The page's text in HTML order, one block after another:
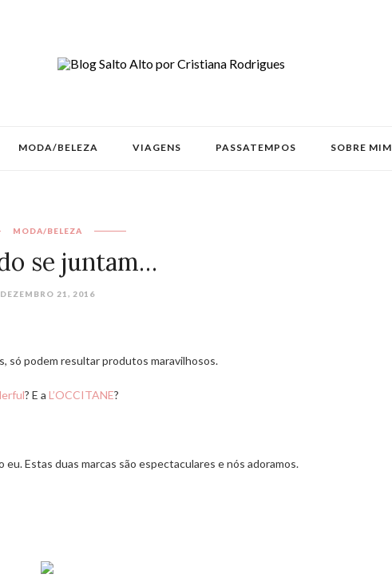
MODA/BELEZA VIAGENS PASSATEMPOS SOBRE MIM
MODA/BELEZA
se juntam…
DEZEMBRO 21, 2016
só podem resultar produtos maravilhosos.
? E a L’OCCITANE?
Estas duas marcas são espectaculares e nós adoramos.